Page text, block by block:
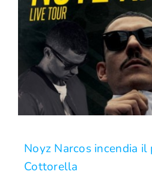
Noyz Narcos incendia
Cottorella